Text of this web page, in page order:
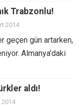
Trabzonlu!
2014
geçen gün artarken,
Almanya’daki
aldı!
2014